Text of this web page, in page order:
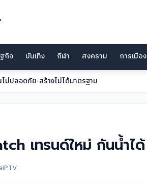
กิจ บันเทิง กีฬา สงคราม การเมือง
ม่ปลอดภัย-สร้างไม่ได้มาตรฐาน
เทรนด์ใหม่ กันน้ำได้